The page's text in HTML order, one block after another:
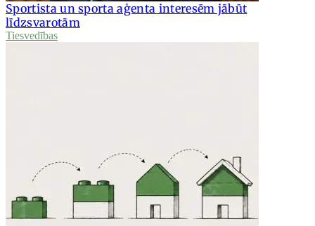
Sportista un sporta aģenta interesēm jābūt
līdzsvarotām
Tiesvedības